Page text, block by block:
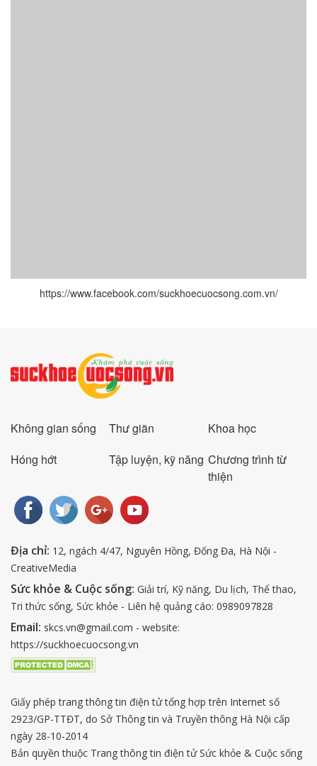
https://www.facebook.com/suckhoecuocsong.com.vn/
Không gian sống Thư giãn
Khoa học
Hóng hớt
Tập luyện, kỹ năng Chương trình từ
thiện
Địa chỉ: 12, ngách 4/47, Nguyên Hồng, Đống Đa, Hà Nội -
CreativeMedia
Sức khỏe & Cuộc sống: Giải trí, Kỹ năng, Du lịch, Thể thao,
Tri thức sống, Sức khỏe - Liên hệ quảng cáo: 0989097828
Email: skcs.vn@gmail.com - website:
https://suckhoecuocsong.vn
Giấy phép trang thông tin điện tử tổng hợp trên Internet số
2923/GP-TTĐT, do Sở Thông tin và Truyền thông Hà Nội cấp
ngày 28-10-2014
Bản quyền thuộc Trang thông tin điện tử Sức khỏe & Cuộc sống